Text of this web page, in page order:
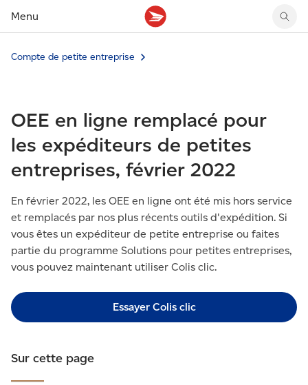
Menu
Tarifs des timbres
Faire un envoi au Canada
Expédier à l’étranger
Acheter timbres et fournitures d’emballage
Retourner un achat
Conseils d’expédition
Suivre un envoi
Gérer courrier et colis
Cueillette au comptoir
Boîtes postales et casiers
Louer une case postale
Compte MonArgent Postes Canada
Cartes et services prépayés
Voir les nouveaux timbres
Proposer un timbre
Cachets illustrés
Magazine En détail
Compte de petite entreprise
OEE en ligne remplacé pour
les expéditeurs de petites
entreprises, février 2022
En février 2022, les OEE en ligne ont été mis hors service
et remplacés par nos plus récents outils d'expédition. Si
vous êtes un expéditeur de petite entreprise ou faites
partie du programme Solutions pour petites entreprises,
vous pouvez maintenant utiliser Colis clic.
Essayer Colis clic
Sur cette page